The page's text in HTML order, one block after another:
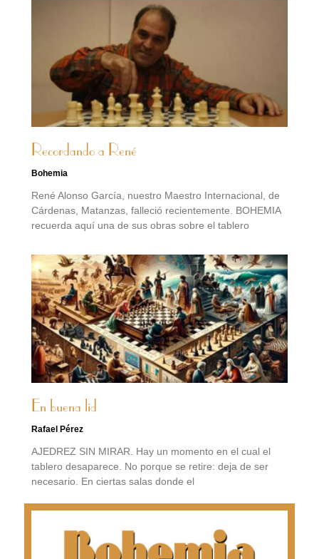
Recordando a René
Bohemia
René Alonso García, nuestro Maestro Internacional, de
Cárdenas, Matanzas, falleció recientemente. BOHEMIA
recuerda aquí una de sus obras sobre el tablero
En buena lid
Rafael Pérez
AJEDREZ SIN MIRAR. Hay un momento en el cual el
tablero desaparece. No porque se retire: deja de ser
necesario. En ciertas salas donde el